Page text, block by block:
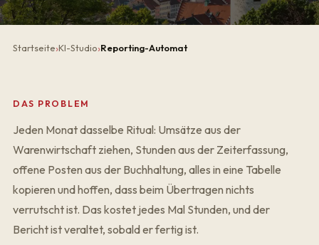
Startseite KI-Studio Reporting-Automat
DAS PROBLEM
Jeden Monat dasselbe Ritual: Umsätze aus der
Warenwirtschaft ziehen, Stunden aus der Zeiterfassung,
offene Posten aus der Buchhaltung, alles in eine Tabelle
kopieren und hoffen, dass beim Übertragen nichts
verrutscht ist. Das kostet jedes Mal Stunden, und der
Bericht ist veraltet, sobald er fertig ist.